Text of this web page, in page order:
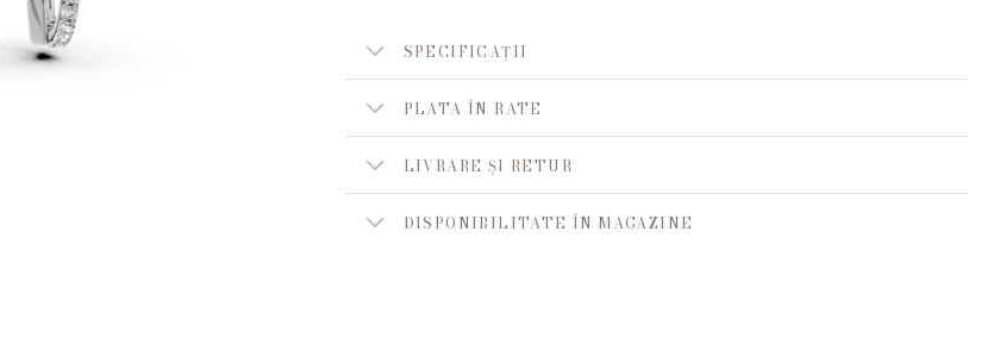
SPECIFICAȚII
PLATA ÎN RATE
LIVRARE ȘI RETUR
DISPONIBILITATE ÎN MAGAZINE